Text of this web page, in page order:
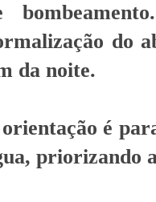
do
da noite.
é
priorizando